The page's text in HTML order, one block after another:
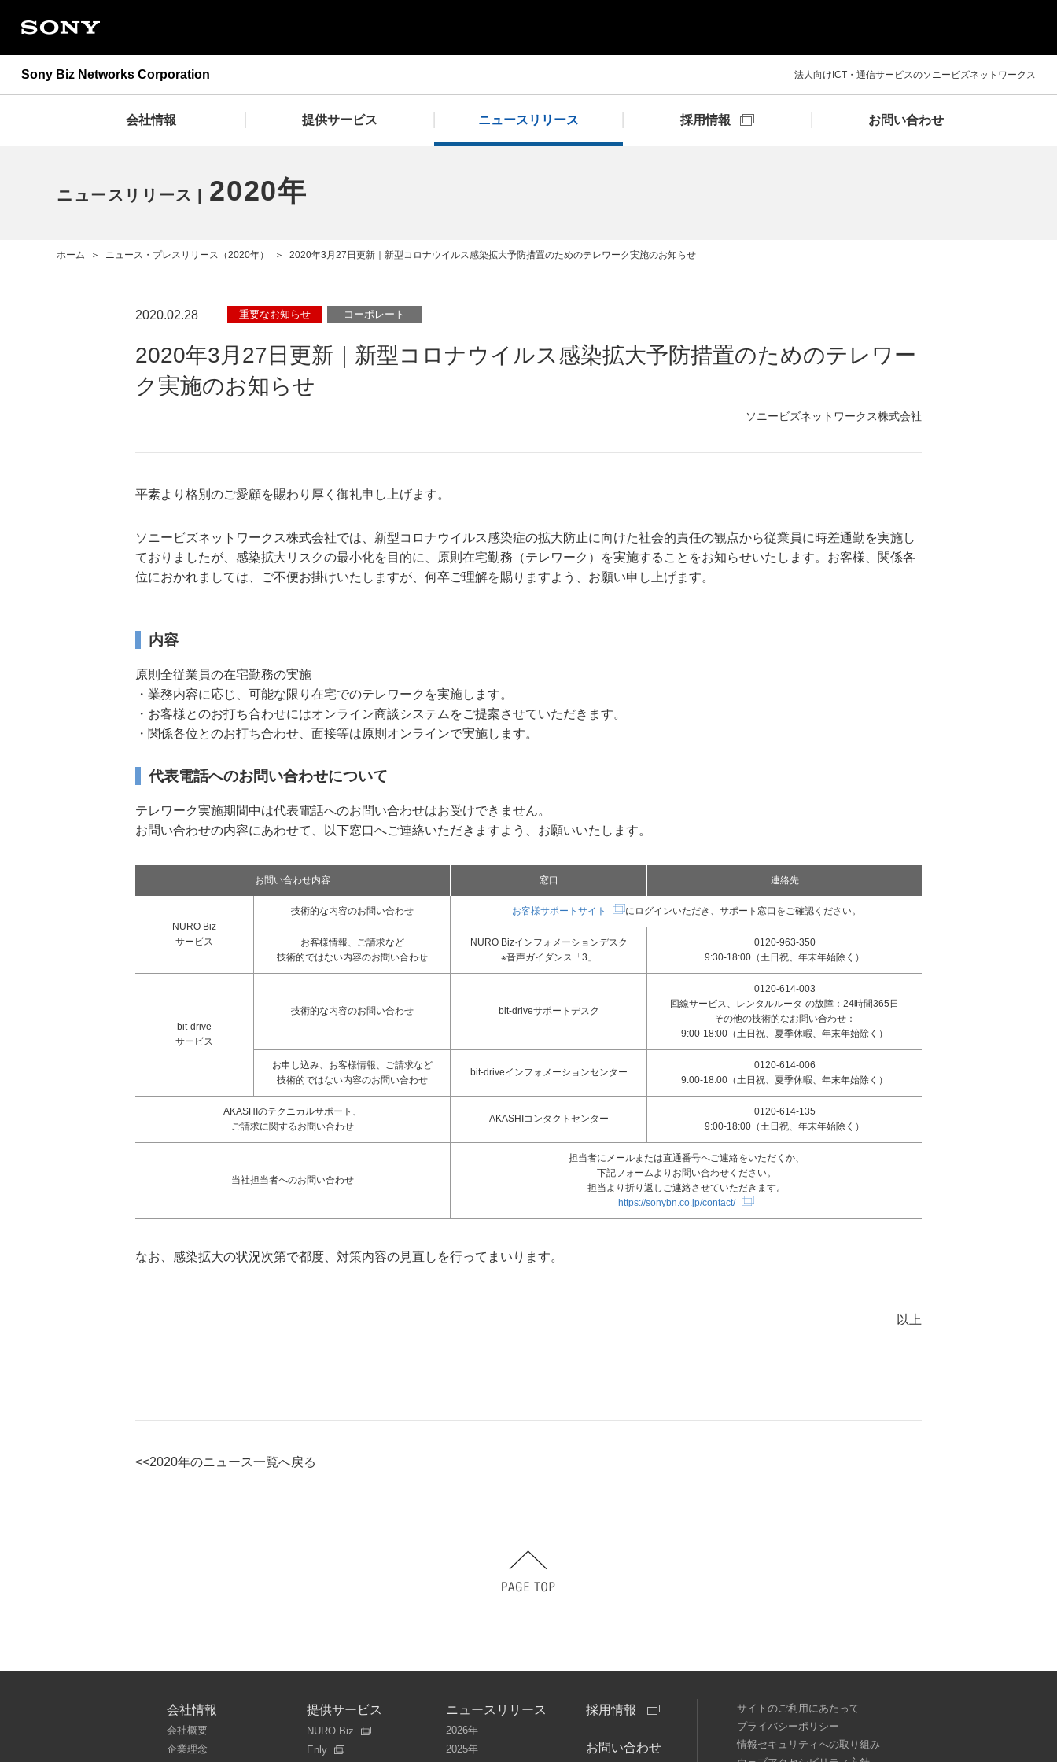
Sony Biz Networks Corporation 法人向けICT・通信サービスのソニービズネットワークス
会社情報
会社概要 企業理念 アクセス
提供サービス
提供サービス
ニュースリリース
ニュースリリース
採用情報 お問い合わせ
ニュースリリース 2020年
ホーム ＞ ニュース・プレスリリース（2020年） ＞ 2020年3月27日更新｜新型コロナウイルス感染拡大予防措置のためのテレワーク実施のお知らせ
2020.02.28 重要なお知らせ コーポレート
2020年3月27日更新｜新型コロナウイルス感染拡大予防措置のためのテレワー
ク実施のお知らせ
ソニービズネットワークス株式会社
平素より格別のご愛顧を賜わり厚く御礼申し上げます。
ソニービズネットワークス株式会社では、新型コロナウイルス感染症の拡大防止に向けた社会的責任の観点から従業員に時差通勤を実施し
ておりましたが、感染拡大リスクの最小化を目的に、原則在宅勤務（テレワーク）を実施することをお知らせいたします。お客様、関係各
位におかれましては、ご不便お掛けいたしますが、何卒ご理解を賜りますよう、お願い申し上げます。
内容
原則全従業員の在宅勤務の実施
・業務内容に応じ、可能な限り在宅でのテレワークを実施します。
・お客様とのお打ち合わせにはオンライン商談システムをご提案させていただきます。
・関係各位とのお打ち合わせ、面接等は原則オンラインで実施します。
代表電話へのお問い合わせについて
テレワーク実施期間中は代表電話へのお問い合わせはお受けできません。
お問い合わせの内容にあわせて、以下窓口へご連絡いただきますよう、お願いいたします。
お問い合わせ内容 窓口 連絡先
NURO Biz
サービス
技術的な内容のお問い合わせ お客様サポートサイト にログインいただき、サポート窓口をご確認ください。
お客様情報、ご請求など
技術的ではない内容のお問い合わせ
NURO Bizインフォメーションデスク
※音声ガイダンス「3」
0120-963-350
9:30-18:00（土日祝、年末年始除く）
bit-drive
サービス
技術的な内容のお問い合わせ bit-driveサポートデスク
0120-614-003
回線サービス、レンタルルータ-の故障：24時間365日
その他の技術的なお問い合わせ：
9:00-18:00（土日祝、夏季休暇、年末年始除く）
お申し込み、お客様情報、ご請求など
技術的ではない内容のお問い合わせ
bit-driveインフォメーションセンター
0120-614-006
9:00-18:00（土日祝、夏季休暇、年末年始除く）
AKASHIのテクニカルサポート、
ご請求に関するお問い合わせ
AKASHIコンタクトセンター
0120-614-135
9:00-18:00（土日祝、年末年始除く）
当社担当者へのお問い合わせ
担当者にメールまたは直通番号へご連絡をいただくか、
下記フォームよりお問い合わせください。
担当より折り返しご連絡させていただきます。
https://sonybn.co.jp/contact/
なお、感染拡大の状況次第で都度、対策内容の見直しを行ってまいります。
以上
<<2020年のニュース一覧へ戻る
会社情報
会社概要
企業理念
提供サービス
NURO Biz
Enly
ニュースリリース
2026年
2025年
採用情報
お問い合わせ
サイトのご利用にあたって
プライバシーポリシー
情報セキュリティへの取り組み